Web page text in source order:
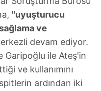
"uyuşturucu
ve
devam ediyor.
Garipoğlu ile Ateş'in
ve kullanımını
ardından iki